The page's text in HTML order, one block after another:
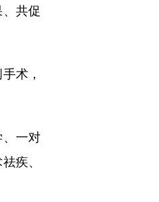
共促
术，
一对
疾、